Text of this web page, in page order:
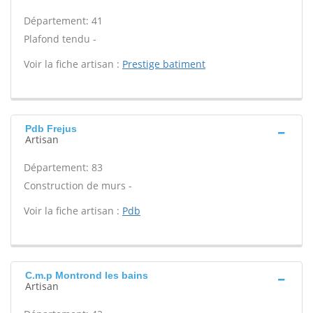
Département: 41
Plafond tendu -
Voir la fiche artisan : Prestige batiment
Pdb Frejus
Artisan
Département: 83
Construction de murs -
Voir la fiche artisan : Pdb
C.m.p Montrond les bains
Artisan